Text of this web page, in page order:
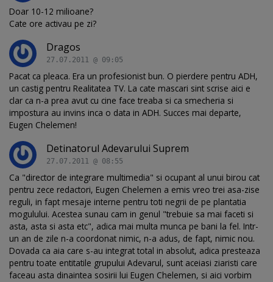
Doar 10-12 milioane?
Cate ore activau pe zi?
Dragos
27.07.2011 @ 09:05
Pacat ca pleaca. Era un profesionist bun. O pierdere pentru ADH,
un castig pentru Realitatea TV. La cate mascari sint scrise aici e
clar ca n-a prea avut cu cine face treaba si ca smecheria si
impostura au invins inca o data in ADH. Succes mai departe,
Eugen Chelemen!
Detinatorul Adevarului Suprem
27.07.2011 @ 08:55
Ca "director de integrare multimedia" si ocupant al unui birou cat
pentru zece redactori, Eugen Chelemen a emis vreo trei asa-zise
reguli, in fapt mesaje interne pentru toti negrii de pe plantatia
mogulului. Acestea sunau cam in genul "trebuie sa mai faceti si
asta, asta si asta etc", adica mai multa munca pe bani la fel. Intr-
un an de zile n-a coordonat nimic, n-a adus, de fapt, nimic nou.
Dovada ca aia care s-au integrat total in absolut, adica presteaza
pentru toate entitatile grupului Adevarul, sunt aceiasi ziaristi care
faceau asta dinaintea sosirii lui Eugen Chelemen, si aici vorbim